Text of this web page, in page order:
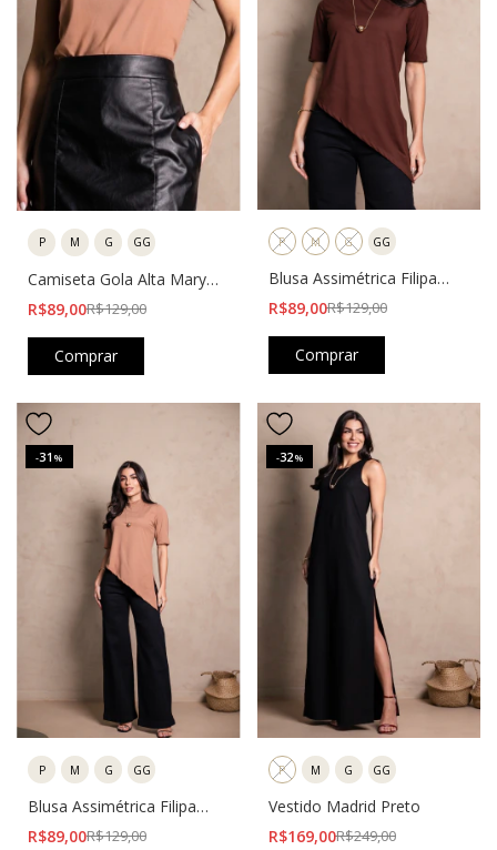
P M G GG
Camiseta Gola Alta Mary
Bege
R$89,00R$129,00
Comprar
P M G GG
Blusa Assimétrica Filipa
Marrom
R$89,00R$129,00
Comprar
-31 %
P M G GG
Blusa Assimétrica Filipa
Bege
R$89,00R$129,00
-32%
P M G GG
Vestido Madrid Preto
R$169,00R$249,00